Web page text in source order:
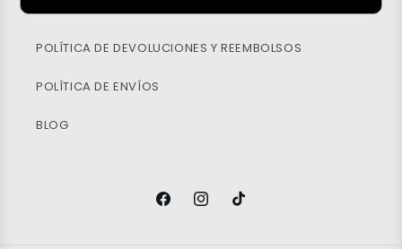
POLÍTICA DE PRIVACIDAD
POLÍTICA DE DEVOLUCIONES Y REEMBOLSOS
POLÍTICA DE ENVÍOS
BLOG
FacebookInstagramTikTok